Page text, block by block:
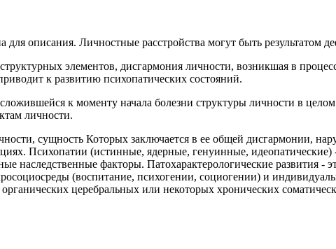
для описания. Личностные расстройства могут быть результатом
элементов, дисгармония личности, возникшая в
к развитию психопатических состояний.
к моменту начала болезни структуры личности в
личности.
сущность Которых заключается в ее общей дисгармонии,
Психопатии (истинные, ядерные, генуинные,
наследственные факторы. Патохарактерологические развития -
(воспитание, психогении, социогении) и
церебральных или некоторых хронических